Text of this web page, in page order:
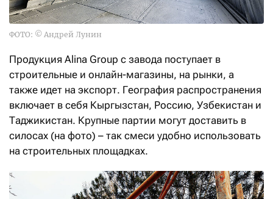
ФОТО: © Андрей Лунин
Продукция Alina Group с завода поступает в
строительные и онлайн-магазины, на рынки, а
также идет на экспорт. География распространения
включает в себя Кыргызстан, Россию, Узбекистан и
Таджикистан. Крупные партии могут доставить в
силосах (на фото) – так смеси удобно использовать
на строительных площадках.